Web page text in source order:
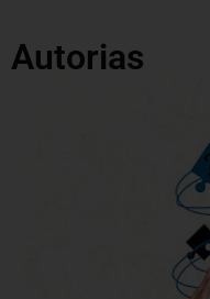
Autorias